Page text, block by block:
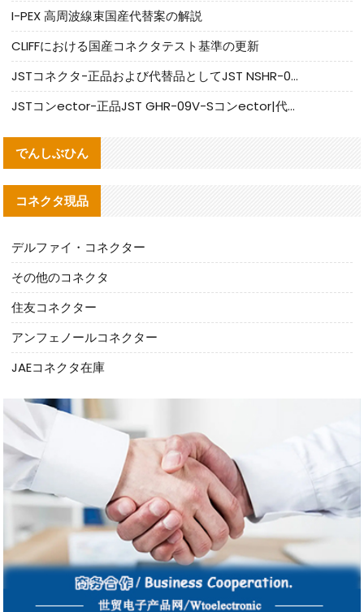
I-PEX 高周波線束国産代替案の解説
CLIFFにおける国産コネクタテスト基準の更新
JSTコネクタ-正品および代替品としてJST NSHR-02V-Sコネクタを提供します
JSTコンector-正品JST GHR-09V-Sコンector|代替品提供
でんしぶひん
コネクタ現品
デルファイ・コネクター
その他のコネクタ
住友コネクター
アンフェノールコネクター
JAEコネクタ在庫